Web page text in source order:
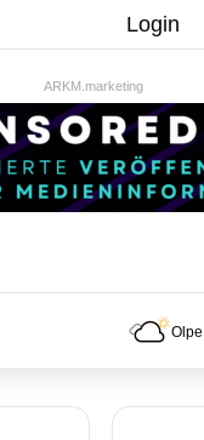
Login
ARKM.marketing
Olpe